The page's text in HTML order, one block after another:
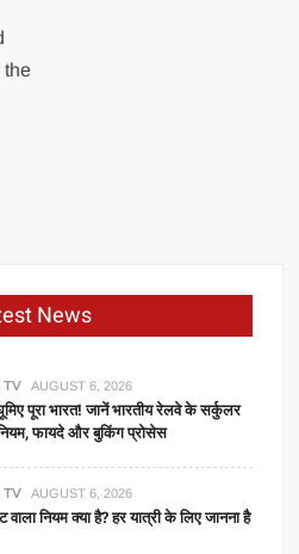
the
News
TV AUGUST 6, 2026
पूरा भारत! जानें भारतीय रेलवे के सर्कुलर
फायदे और बुकिंग प्रोसेस
TV AUGUST 6, 2026
नियम क्या है? हर यात्री के लिए जानना है